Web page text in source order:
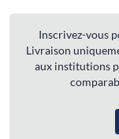
Inscrivez-vous
Livraison
aux institutions